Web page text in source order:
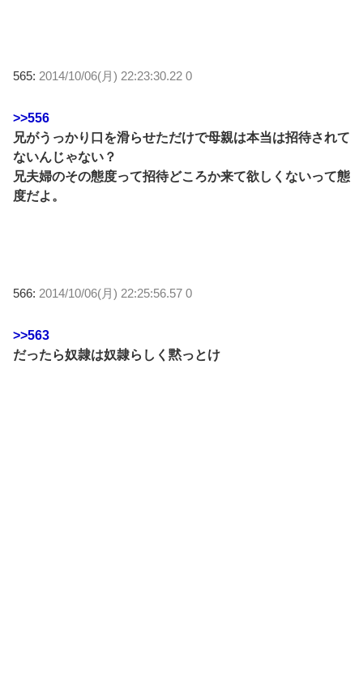
565: 2014/10/06(月) 22:23:30.22 0
>>556
兄がうっかり口を滑らせただけで母親は本当は招待されて
ないんじゃない？
兄夫婦のその態度って招待どころか来て欲しくないって態
度だよ。
566: 2014/10/06(月) 22:25:56.57 0
>>563
だったら奴隷は奴隷らしく黙っとけ